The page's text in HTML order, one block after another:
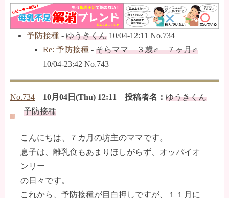
予防接種 - ゆうきくん 10/04-12:11 No.734
Re: 予防接種 - そらママ ３歳♂ ７ヶ月♂
10/04-23:42 No.743
No.734 10月04日(Thu) 12:11 投稿者名： ゆうきくん
予防接種
こんにちは、７カ月の坊主のママです。
息子は、離乳食もあまりほしがらず、オッパイオ
ンリー
の日々です。
これから、予防接種が目白押しですが、１１月に